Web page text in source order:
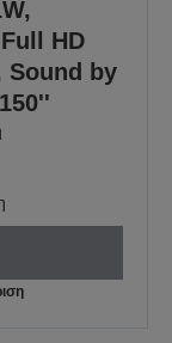
HD
Sound by